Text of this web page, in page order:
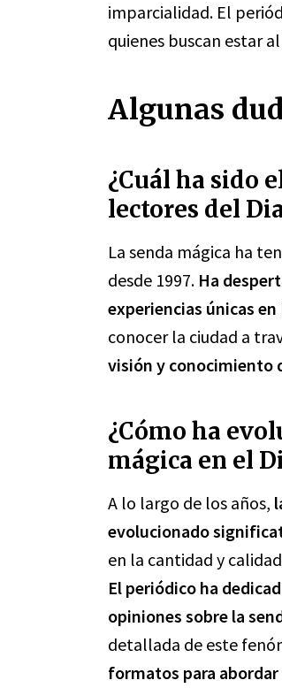
imparcialidad. El
quienes buscan estar
Algunas
¿Cuál ha sido
lectores del
La senda mágica ha
desde 1997. Ha
experiencias únicas en
conocer la ciudad a
visión y conocimiento
¿Cómo ha
mágica en el
A lo largo de los años,
evolucionado
en la cantidad y
El periódico ha
opiniones sobre la
detallada de este
formatos para